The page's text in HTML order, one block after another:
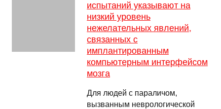
испытаний указывают на
низкий уровень
нежелательных явлений,
связанных с
имплантированным
компьютерным интерфейсом
мозга
Для людей с параличом,
вызванным неврологической